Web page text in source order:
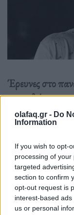
olafaq.gr - Do
Information
If you wish to opt-
processing of
targeted
section to confirm
opt-out request is
interest-based
us or personal
Έρευνες στο
αποκαλύπτουν
μας ηρεμήσουν.
Δημοσιεύθηκε σε
Επιστήμη,νευρώνες